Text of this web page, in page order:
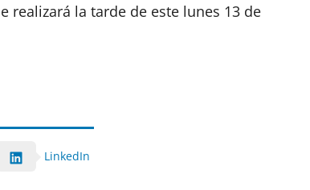
realizará la tarde de este lunes 13 de
LinkedIn